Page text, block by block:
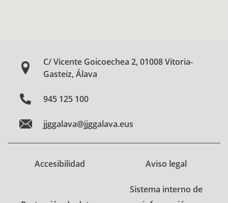
C/ Vicente Goicoechea 2, 01008 Vitoria-
Gasteiz, Álava
945 125 100
jjggalava@jjggalava.eus
Accesibilidad Aviso legal
Sistema interno de